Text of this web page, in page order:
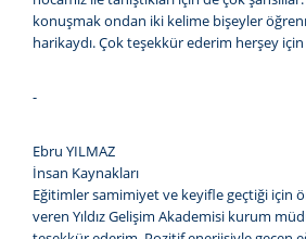
konuşmak ondan iki kelime bişeyler
harikaydı. Çok teşekkür ederim herşey için
-
Ebru YILMAZ
İnsan Kaynakları
Eğitimler samimiyet ve keyifle geçtiği için
veren Yıldız Gelişim Akademisi kurum